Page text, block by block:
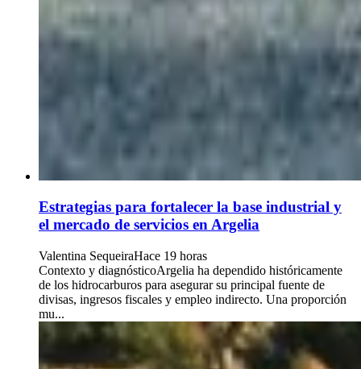
Estrategias para fortalecer la base industrial y
el mercado de servicios en Argelia
Valentina SequeiraHace 19 horas
Contexto y diagnósticoArgelia ha dependido históricamente
de los hidrocarburos para asegurar su principal fuente de
divisas, ingresos fiscales y empleo indirecto. Una proporción
mu...